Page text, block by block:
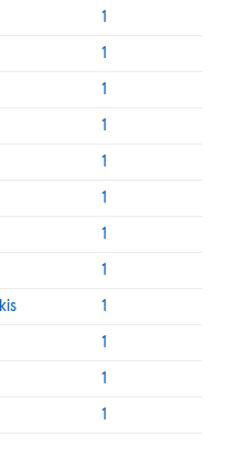
1
1
1
1
1
1
1
1
1
1
1
1